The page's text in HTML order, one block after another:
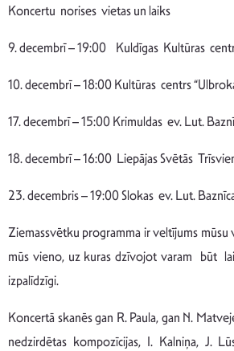
Koncertu norises vietas un laiks
9. decembrī – 19:00 Kuldīgas Kultūras
10. decembrī – 18:00 Kultūras centrs
17. decembrī – 15:00 Krimuldas ev. Lut.
18. decembrī – 16:00 Liepājas Svētās
23. decembris – 19:00 Slokas ev. Lut.
Ziemassvētku programma ir veltījums mūsu
mūs vieno, uz kuras dzīvojot varam būt
izpalīdzīgi.
Koncertā skanēs gan R. Paula, gan N.
nedzirdētas kompozīcijas, I. Kalniņa, J.